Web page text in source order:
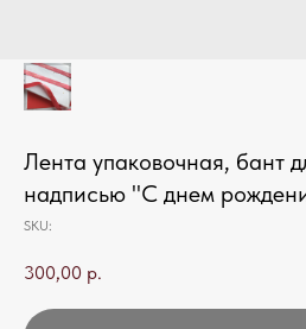
Лента упаковочная, бант
надписью "С днем
SKU:
300,00 р.